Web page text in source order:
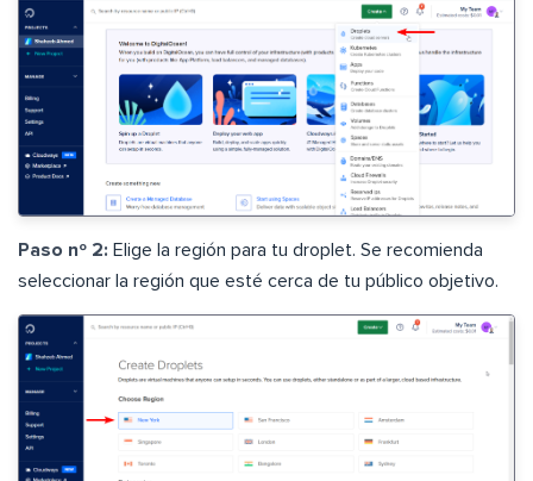
Paso nº 2: Elige la región para tu droplet. Se recomienda
seleccionar la región que esté cerca de tu público objetivo.